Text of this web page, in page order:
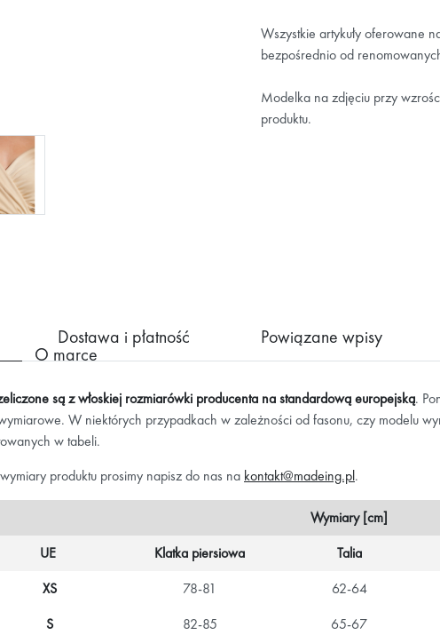
Wszystkie artykuły oferowane
bezpośrednio od
Modelka na zdjęciu przy
produktu.
są z włoskiej rozmiarówki producenta na standardową europejską.
W niektórych przypadkach w zależności od fasonu, czy modelu
w tabeli.
produktu prosimy napisz do nas na kontakt@madeing.pl.
Wymiary [cm]
UE Klatka piersiowa Talia
XS 78-81 62-64
S 82-85 65-67
Dostawa i płatność Powiązane wpisy
O marce